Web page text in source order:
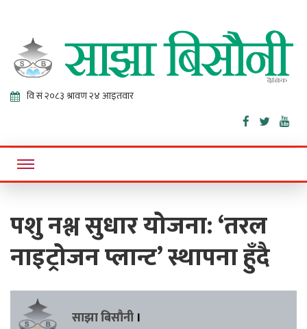
Sajha
Bisaunee
Online News Portal
पशु नश्ल सुधार योजना: ‘तरल
नाइट्रोजन प्लान्ट’ स्थापना हुँदै
साझा बिसौनी ।